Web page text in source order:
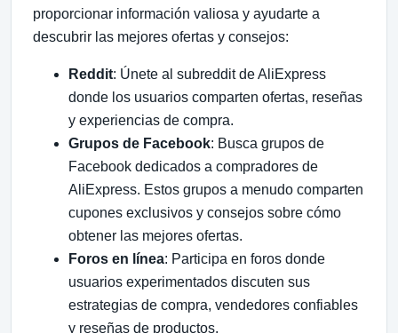
proporcionar información valiosa y ayudarte a
descubrir las mejores ofertas y consejos:
Reddit: Únete al subreddit de AliExpress
donde los usuarios comparten ofertas, reseñas
y experiencias de compra.
Grupos de Facebook: Busca grupos de
Facebook dedicados a compradores de
AliExpress. Estos grupos a menudo comparten
cupones exclusivos y consejos sobre cómo
obtener las mejores ofertas.
Foros en línea: Participa en foros donde
usuarios experimentados discuten sus
estrategias de compra, vendedores confiables
y reseñas de productos.